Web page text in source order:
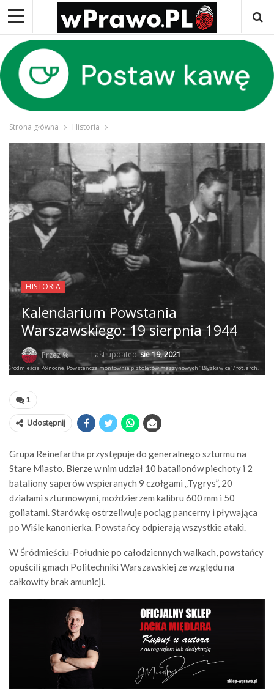
Strona główna Historia
HISTORIA
Kalendarium Powstania
Warszawskiego: 19 sierpnia 1944
Przez % Last updatedsie 19, 2021
Śródmieście Północne. Powstańcza montownia pistoletów maszynowych "Błyskawica"/ fot. arch.
1
Udostępnij
Grupa Reinefartha przystępuje do generalnego szturmu na
Stare Miasto. Bierze w nim udział 10 batalionów piechoty i 2
bataliony saperów wspieranych 9 czołgami „Tygrys”, 20
działami szturmowymi, moździerzem kalibru 600 mm i 50
goliatami. Starówkę ostrzeliwuje pociąg pancerny i pływająca
po Wiśle kanonierka. Powstańcy odpierają wszystkie ataki.
W Śródmieściu-Południe po całodziennych walkach, powstańcy
opuścili gmach Politechniki Warszawskiej ze względu na
całkowity brak amunicji.